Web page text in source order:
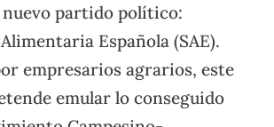
nuevo partido político:
Española (SAE).
empresarios agrarios, este
emular lo conseguido